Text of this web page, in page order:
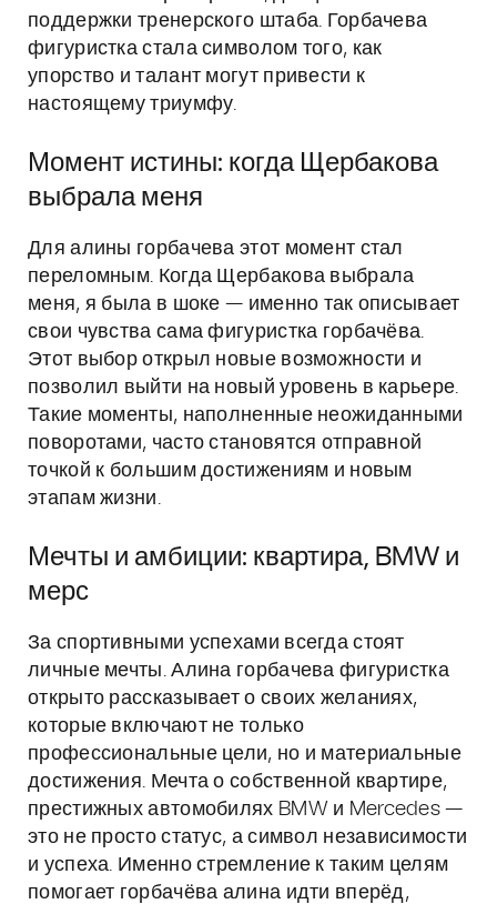
поддержки тренерского штаба. Горбачева
фигуристка стала символом того, как
упорство и талант могут привести к
настоящему триумфу.
Момент истины: когда Щербакова
выбрала меня
Для алины горбачева этот момент стал
переломным. Когда Щербакова выбрала
меня, я была в шоке — именно так описывает
свои чувства сама фигуристка горбачёва.
Этот выбор открыл новые возможности и
позволил выйти на новый уровень в карьере.
Такие моменты, наполненные неожиданными
поворотами, часто становятся отправной
точкой к большим достижениям и новым
этапам жизни.
Мечты и амбиции: квартира, BMW и
мерс
За спортивными успехами всегда стоят
личные мечты. Алина горбачева фигуристка
открыто рассказывает о своих желаниях,
которые включают не только
профессиональные цели, но и материальные
достижения. Мечта о собственной квартире,
престижных автомобилях BMW и Mercedes —
это не просто статус, а символ независимости
и успеха. Именно стремление к таким целям
помогает горбачёва алина идти вперёд,